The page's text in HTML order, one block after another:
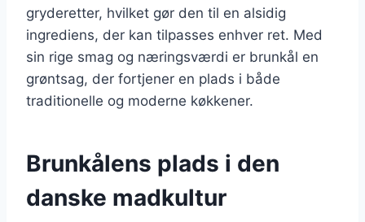
gryderetter, hvilket gør den til en alsidig
ingrediens, der kan tilpasses enhver ret. Med
sin rige smag og næringsværdi er brunkål en
grøntsag, der fortjener en plads i både
traditionelle og moderne køkkener.
Brunkålens plads i den
danske madkultur